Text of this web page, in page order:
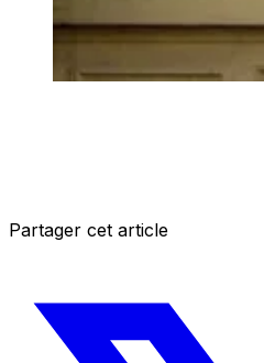
Partager cet article